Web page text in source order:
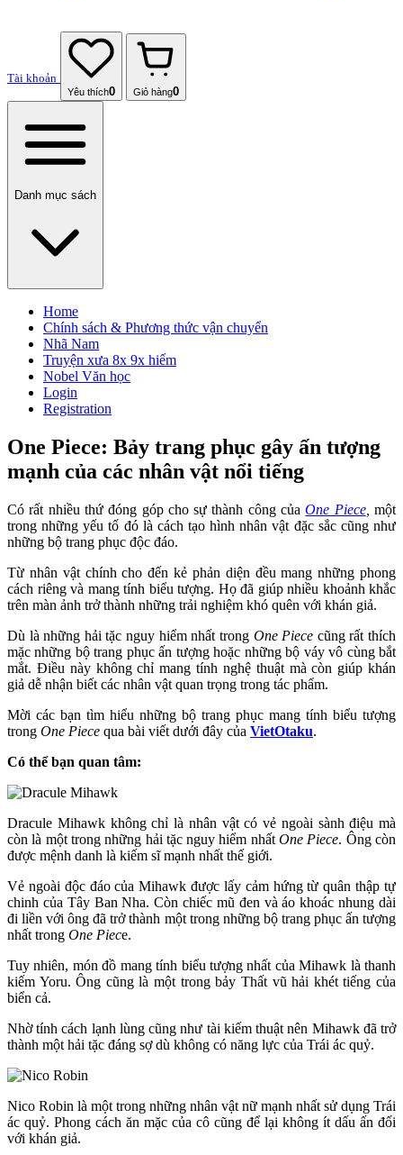
Tài khoản
Yêu thích0 Giỏ hàng0
Danh mục sách
Home
Chính sách & Phương thức vận chuyển
Nhã Nam
Truyện xưa 8x 9x hiếm
Nobel Văn học
Login
Registration
One Piece: Bảy trang phục gây ấn tượng
mạnh của các nhân vật nổi tiếng
Có rất nhiều thứ đóng góp cho sự thành công củaOne Piece,một
trong những yếu tố đó là cách tạo hình nhân vật đặc sắc cũng như
những bộ trang phục độc đáo.
Từ nhân vật chính cho đến kẻ phản diện đều mang những phong
cách riêng và mang tính biểu tượng. Họ đã giúp nhiều khoảnh khắc
trên màn ảnh trở thành những trải nghiệm khó quên với khán giả.
Dù là những hải tặc nguy hiểm nhất trong One Piece cũng rất thích
mặc những bộ trang phục ấn tượng hoặc những bộ váy vô cùng bắt
mắt. Điều này không chỉ mang tính nghệ thuật mà còn giúp khán
giả dễ nhận biết các nhân vật quan trọng trong tác phẩm.
Mời các bạn tìm hiểu những bộ trang phục mang tính biểu tượng
trong One Piece qua bài viết dưới đây của VietOtaku.
Có thể bạn quan tâm:
Dracule Mihawk không chỉ là nhân vật có vẻ ngoài sành điệu mà
còn là một trong những hải tặc nguy hiểm nhấtOne Piece. Ông còn
được mệnh danh là kiếm sĩ mạnh nhất thế giới.
Vẻ ngoài độc đáo của Mihawk được lấy cảm hứng từ quân thập tự
chinh của Tây Ban Nha. Còn chiếc mũ đen và áo khoác nhung dài
đi liền với ông đã trở thành một trong những bộ trang phục ấn tượng
nhất trong One Piece.
Tuy nhiên, món đồ mang tính biểu tượng nhất của Mihawk là thanh
kiếm Yoru. Ông cũng là một trong bảy Thất vũ hải khét tiếng của
biển cả.
Nhờ tính cách lạnh lùng cũng như tài kiếm thuật nên Mihawk đã trở
thành một hải tặc đáng sợ dù không có năng lực của Trái ác quỷ.
Nico Robin là một trong những nhân vật nữ mạnh nhất sử dụng Trái
ác quỷ. Phong cách ăn mặc của cô cũng để lại không ít dấu ấn đối
với khán giả.